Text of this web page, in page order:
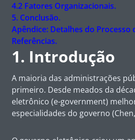
4.2 Fatores Organizacionais.
5. Conclusão.
Apêndice: Detalhes do Processo
Referências.
1. Introdução
A maioria das administrações
primeiro. Desde meados da
eletrônico (e-government)
especialidades do governo